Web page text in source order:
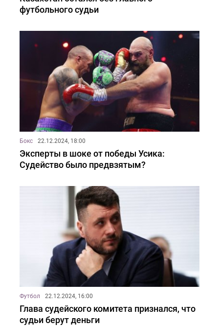
футбольного судьи
Бокс 22.12.2024, 18:00
Эксперты в шоке от победы Усика:
Судейство было предвзятым?
Футбол 22.12.2024, 16:00
Глава судейского комитета признался, что
судьи берут деньги